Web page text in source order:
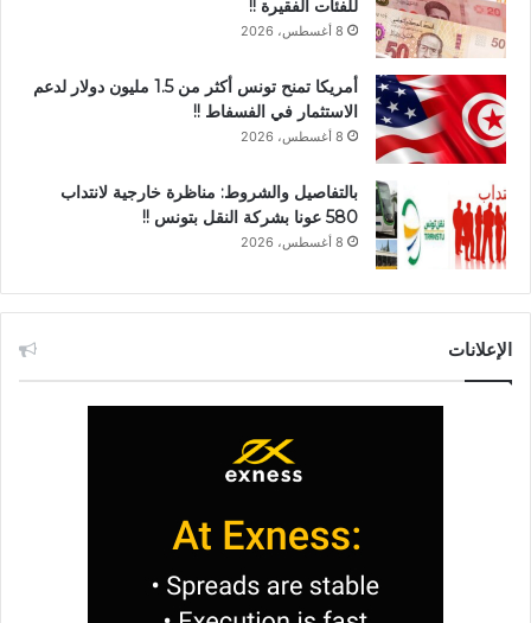
للفئات الفقيرة !!
8 أغسطس، 2026
أمريكا تمنح تونس أكثر من 1.5 مليون دولار لدعم
الاستثمار في الفسفاط !!
8 أغسطس، 2026
بالتفاصيل والشروط: مناظرة خارجية لانتداب
580 عونا بشركة النقل بتونس !!
8 أغسطس، 2026
الإعلانات